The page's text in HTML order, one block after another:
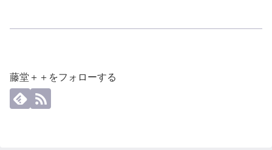
藤堂＋＋をフォローする